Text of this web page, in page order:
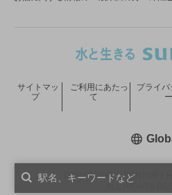
COPYRIGHT © SUNTORY
サイトマッ
プ
ご利用にあたっ
て
プライ
ー